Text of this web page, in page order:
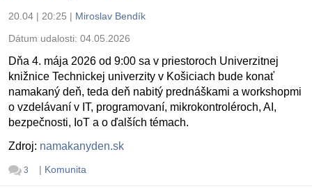
20.04 | 20:25 | Miroslav Bendík
Dátum udalosti: 04.05.2026
Dňa 4. mája 2026 od 9:00 sa v priestoroch Univerzitnej
knižnice Technickej univerzity v Košiciach bude konať
namakaný deň, teda deň nabitý prednáškami a workshopmi
o vzdelávaní v IT, programovaní, mikrokontroléroch, AI,
bezpečnosti, IoT a o ďalších témach.
Zdroj: namakanyden.sk
3 | Komunita